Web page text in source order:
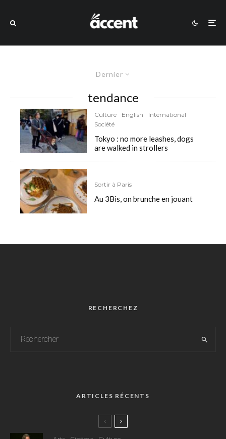
Dernier
tendance
Culture English
International
Société
Tokyo : no more leashes, dogs
are walked in strollers
Sortir à Paris
Au 3Bis, on brunche en jouant
RECHERCHEZ
ARTICLES RÉCENTS